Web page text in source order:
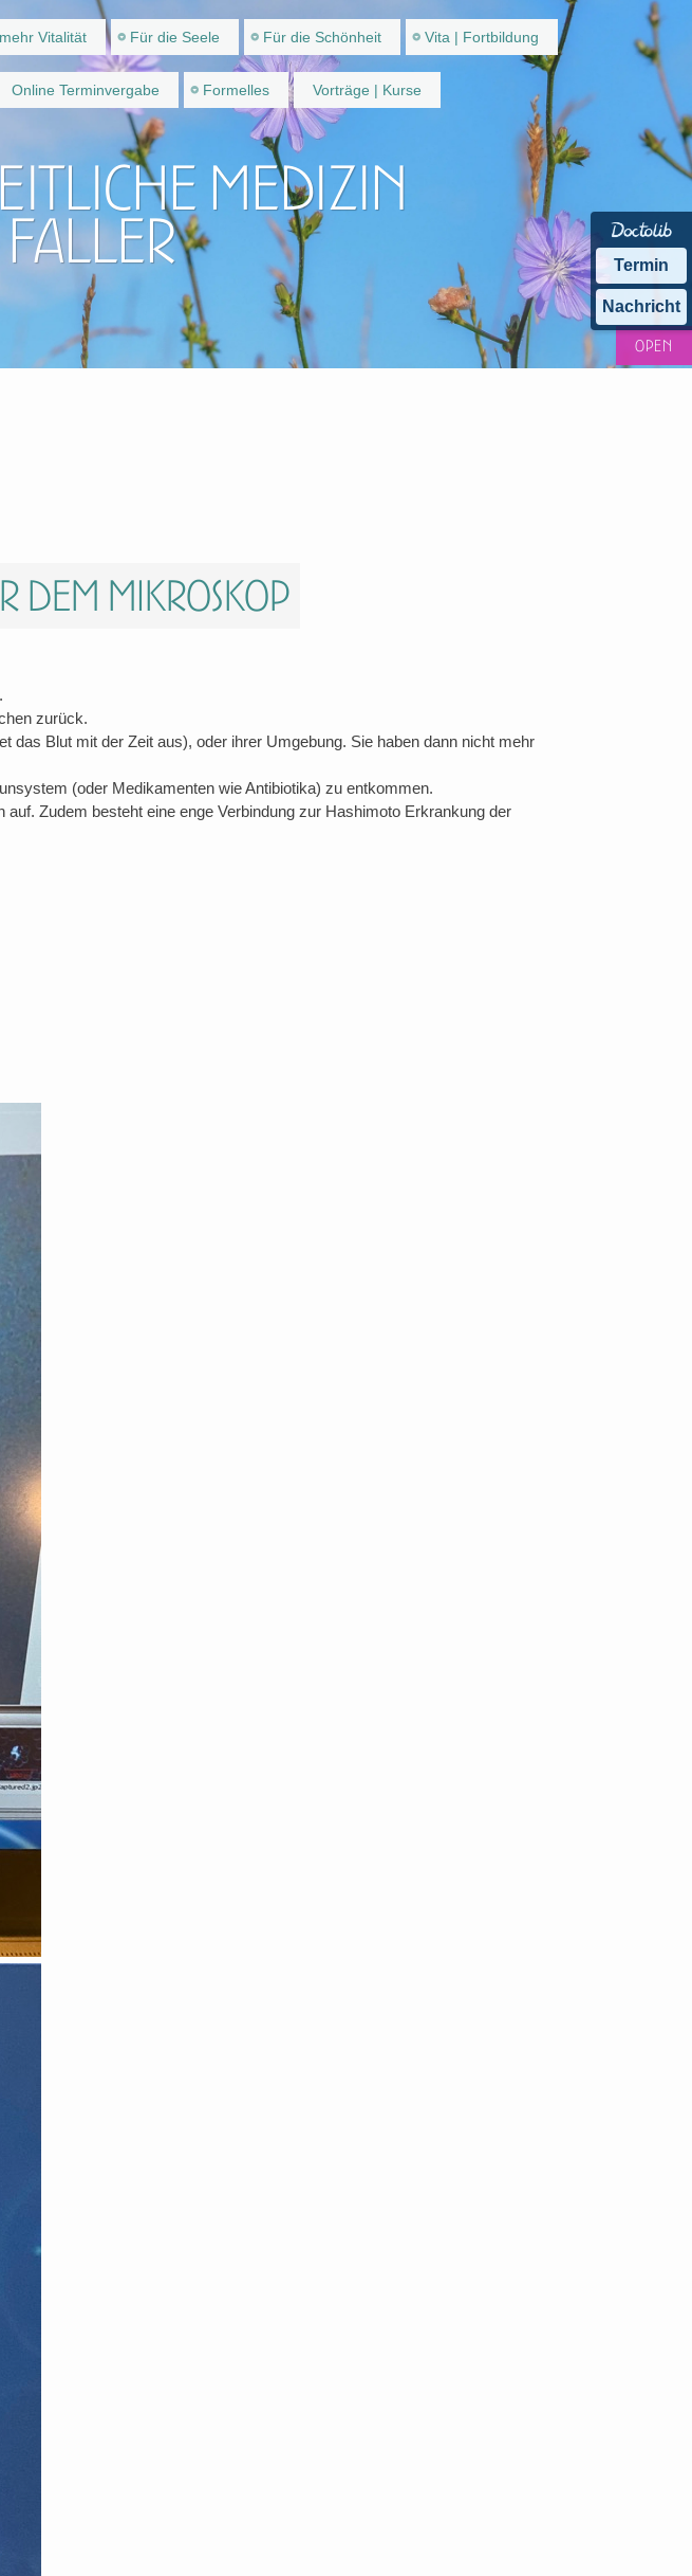
Termin
Nachricht
Vitalität Für die Seele Für die Schönheit Vita | Fortbildung
Online Terminvergabe Formelles Vorträge | Kurse
Medizin
Faller
Mikroskop
zurück.
Blut mit der Zeit aus), oder ihrer Umgebung. Sie haben dann nicht mehr
(oder Medikamenten wie Antibiotika) zu entkommen.
Zudem besteht eine enge Verbindung zur Hashimoto Erkrankung der